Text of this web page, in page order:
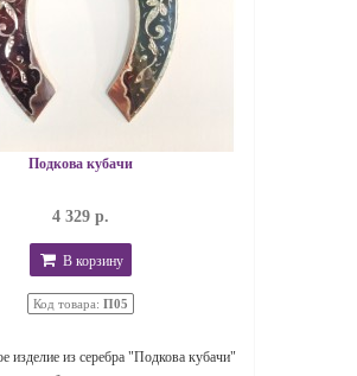
Подкова кубачи
4 329 р.
В корзину
Код товара: П05
изделие из серебра "Подкова кубачи"